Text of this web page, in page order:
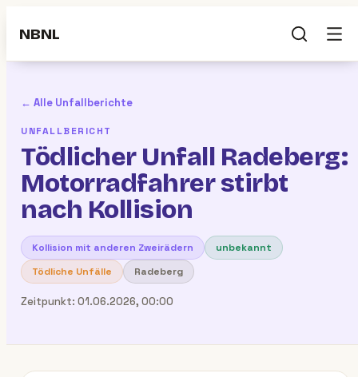
NBNL
← Alle Unfallberichte
UNFALLBERICHT
Tödlicher Unfall Radeberg:
Motorradfahrer stirbt
nach Kollision
Kollision mit anderen Zweirädern
unbekannt
Tödliche Unfälle
Radeberg
Zeitpunkt: 01.06.2026, 00:00